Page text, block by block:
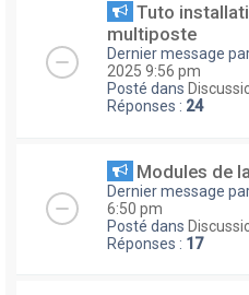
Tuto
multiposte
Dernier message
2025 9:56 pm
Posté dans
Réponses : 24
Modules de
Dernier message
6:50 pm
Posté dans
Réponses : 17